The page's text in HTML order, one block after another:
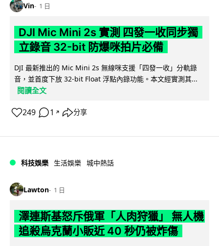
Vin 1 日
DJI Mic Mini 2s 實測 四發一收同步獨
立錄音 32-bit 防爆咪拍片必備
DJI 最新推出的 Mic Mini 2s 無線咪支援「四發一收」分軌錄
音，並首度下放 32-bit Float 浮點內錄功能。本文經實測其...
閱讀全文
249 1 ↗ 分享
科技娛樂 生活娛樂 城中熱話
Lawton 1 日
澤連斯基怒斥俄軍「人肉狩獵」 無人機
追殺烏克蘭小販近 40 秒仍被炸傷